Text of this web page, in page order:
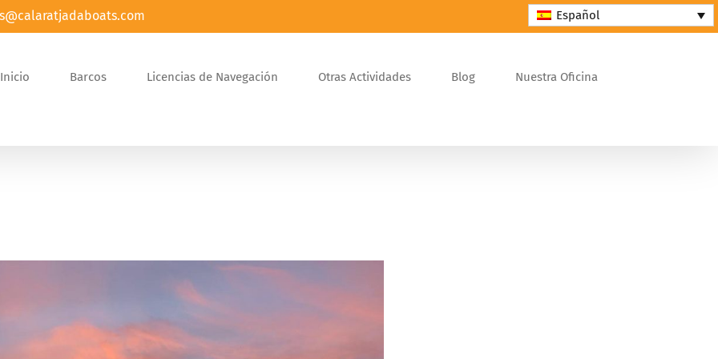
Inicio Barcos Licencias de Navegación Otras Actividades Blog Nuestra Oficina
Español